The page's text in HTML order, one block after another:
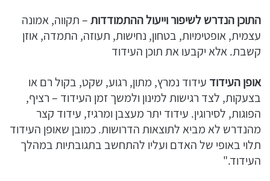
התוכן הנדרש לשיפור וייעול ההתמודדות– תקווה, אמונה
עצמית, אופטימיות, בטחון, נחישות, תעוזה, התמדה, אוזן
קשבת. אלא יקבעו את תוכן העידוד
אופן העידוד עידוד נמרץ, מתון, רגוע, שקט, בקול רם או
בצעקות, לצד רגישות למינון ולמשך זמן העידוד – רציף,
הפוגות, לסירוגין. עידוד יתר מעצבן ומרגיז, עידוד קצר
מהנדרש לא מביא לתוצאות הדרושות. כמובן שאופן העידוד
תלוי באופי של האדם ועליו להתחשב בתגובתיות במהלך
העידוד."